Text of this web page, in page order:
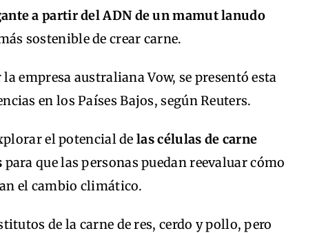
a partir del ADN de un mamut lanudo
sostenible de crear carne.
empresa australiana Vow, se presentó esta
en los Países Bajos, según Reuters.
el potencial delas células de carne
para que las personas puedan reevaluar cómo
el cambio climático.
de la carne de res, cerdo y pollo, pero